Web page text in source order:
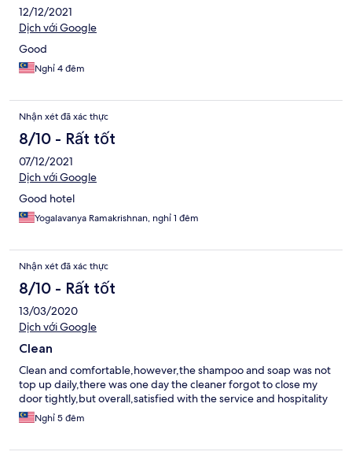
12/12/2021
Dịch với Google
Good
Nghỉ 4 đêm
Nhận xét đã xác thực
8/10 - Rất tốt
07/12/2021
Dịch với Google
Good hotel
Yogalavanya Ramakrishnan, nghỉ 1 đêm
Nhận xét đã xác thực
8/10 - Rất tốt
13/03/2020
Dịch với Google
Clean
Clean and comfortable,however,the shampoo and soap was not
top up daily,there was one day the cleaner forgot to close my
door tightly,but overall,satisfied with the service and hospitality
Nghỉ 5 đêm